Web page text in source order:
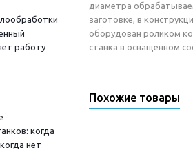
работу
когда
нет
диаметра
заготовке, в
оборудован роликом
станка в оснащенном
Похожие товары